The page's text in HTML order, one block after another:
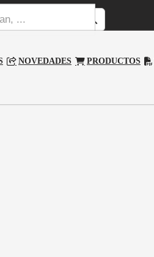
NOVEDADES PRODUCTOS